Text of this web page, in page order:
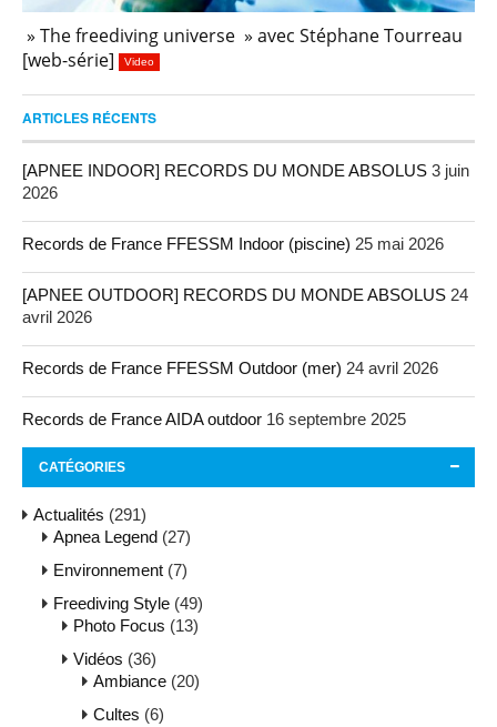
» The freediving universe » avec Stéphane Tourreau
[web-série]
Video
ARTICLES RÉCENTS
[APNEE INDOOR] RECORDS DU MONDE ABSOLUS 3 juin
2026
Records de France FFESSM Indoor (piscine) 25 mai 2026
[APNEE OUTDOOR] RECORDS DU MONDE ABSOLUS 24
avril 2026
Records de France FFESSM Outdoor (mer) 24 avril 2026
Records de France AIDA outdoor 16 septembre 2025
CATÉGORIES
Actualités (291)
Apnea Legend (27)
Environnement (7)
Freediving Style (49)
Photo Focus (13)
Vidéos (36)
Ambiance (20)
Cultes (6)